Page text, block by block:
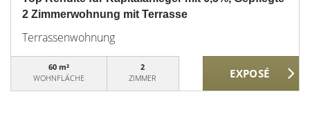
2 Zimmerwohnung mit Terrasse
Terrassenwohnung
60 m²
WOHNFLÄCHE
2
ZIMMER